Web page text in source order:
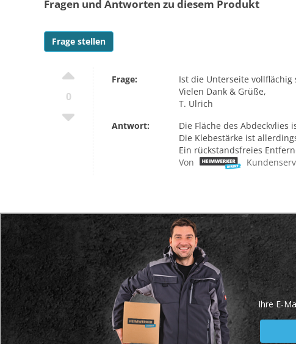
Fragen und Antworten zu diesem Produkt
Frage stellen
0
Frage:
Ist die Unterseite
Vielen Dank & Grüße,
T. Ulrich
Antwort:
Die Fläche des Abdeckvlies
Die Klebestärke ist
Ein rückstandsfreies
Von